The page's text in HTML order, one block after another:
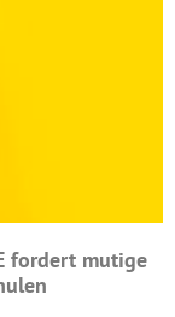
fordert mutige